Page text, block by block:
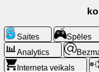
Meklēt
tīmeklī
Saites Spēles
Analytics
Interneta veikals